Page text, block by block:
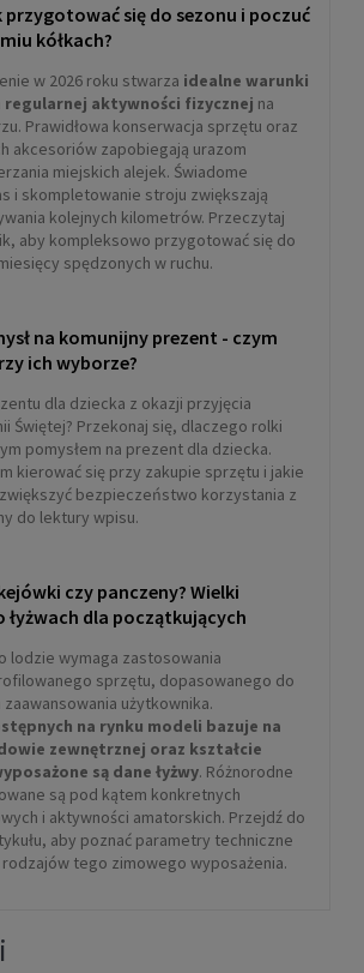
przygotować się do sezonu i poczuć
kółkach?
w 2026 roku stwarza idealne warunki
regularnej aktywności fizycznej na
Prawidłowa konserwacja sprzętu oraz
akcesoriów zapobiegają urazom
miejskich alejek. Świadome
i skompletowanie stroju zwiększają
kolejnych kilometrów. Przeczytaj
aby kompleksowo przygotować się do
spędzonych w ruchu.
na komunijny prezent - czym
ich wyborze?
dla dziecka z okazji przyjęcia
Świętej? Przekonaj się, dlaczego rolki
pomysłem na prezent dla dziecka.
kierować się przy zakupie sprzętu i jakie
bezpieczeństwo korzystania z
do lektury wpisu.
czy panczeny? Wielki
łyżwach dla początkujących
lodzie wymaga zastosowania
sprzętu, dopasowanego do
użytkownika.
na rynku modeli bazuje na
zewnętrznej oraz kształcie
są dane łyżwy. Różnorodne
są pod kątem konkretnych
i aktywności amatorskich. Przejdź do
aby poznać parametry techniczne
tego zimowego wyposażenia.